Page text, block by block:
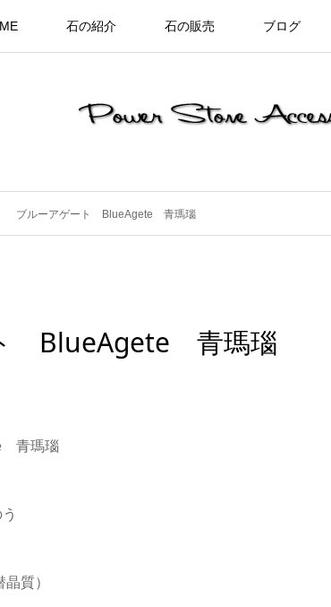
石の紹介 石の販売 ブログ
ブルーアゲート BlueAgete 青瑪瑙
BlueAgete 青瑪瑙
青瑪瑙
質）